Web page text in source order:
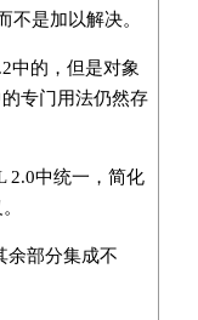
不是加以解决。
中的，但是对象
专门用法仍然存
2.0中统一，简化
余部分集成不